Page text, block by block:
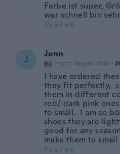
Farbe ist super,
war schnell bin
il y a 7 ans
J Jenn
Inscrit depuis 2018 ·
I have ordered
they fit perfectly,
them in different
red/ dark pink
to small. I am so
shoes they are
good for any
make them to
il y a 7 ans